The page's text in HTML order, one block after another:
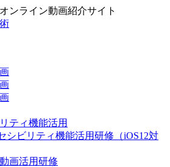
ンライン動画紹介サイト
ティ機能活用
シビリティ機能活用研修（iOS12対
画活用研修